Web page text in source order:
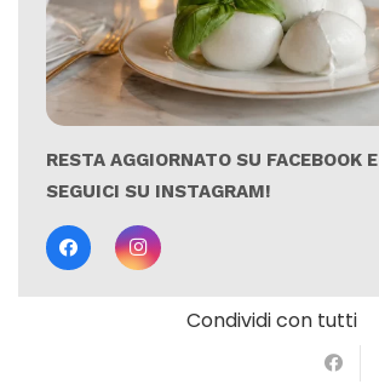
RESTA AGGIORNATO SU FACEBOOK E
SEGUICI SU INSTAGRAM!
Condividi con tutti